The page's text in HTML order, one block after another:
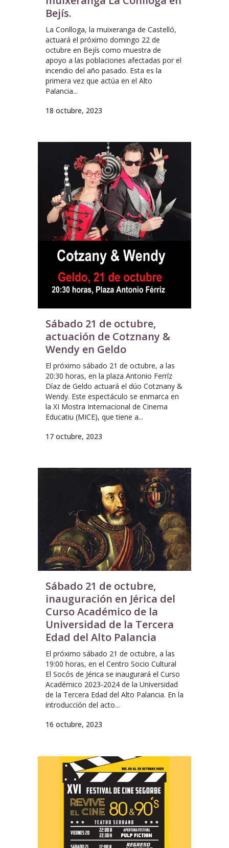
Bejís.
La Conlloga, la muixeranga de Castelló,
actuará el próximo domingo 22 de
octubre en Bejís como muestra de
apoyo a las poblaciones afectadas por el
incendio del año pasado. Esta es la
primera vez que actúa en el Alto
Palancia...
18 octubre, 2023
Sábado 21 de octubre,
actuación de Cotznany &
Wendy en Geldo
El próximo sábado 21 de octubre, a las
20:30 horas, en la plaza Antonio Ferríz
Díaz de Geldo actuará el dúo Cotznany &
Wendy. Este espectáculo se enmarca en
la XI Mostra Internacional de Cinema
Educatiu (MICE), que tiene a...
17 octubre, 2023
Sábado 21 de octubre,
inauguración en Jérica del
Curso Académico de la
Universidad de la Tercera
Edad del Alto Palancia
El próximo sábado 21 de octubre, a las
19:00 horas, en el Centro Socio Cultural
El Socós de Jérica se inaugurará el Curso
Académico 2023-2024 de la Universidad
de la Tercera Edad del Alto Palancia. En la
introducción del acto...
16 octubre, 2023